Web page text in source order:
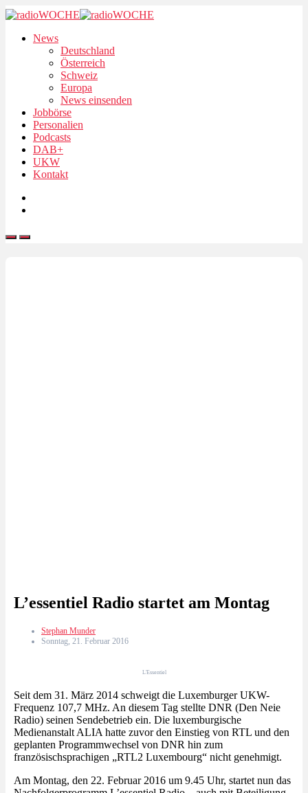
News
Deutschland
Österreich
Schweiz
Europa
News einsenden
Jobbörse
Personalien
Podcasts
DAB+
UKW
Kontakt
L’essentiel Radio startet am Montag
Stephan Munder
Sonntag, 21. Februar 2016
L'Essentiel
Seit dem 31. März 2014 schweigt die Luxemburger UKW-
Frequenz 107,7 MHz. An diesem Tag stellte DNR (Den Neie
Radio) seinen Sendebetrieb ein. Die luxemburgische
Medienanstalt ALIA hatte zuvor den Einstieg von RTL und den
geplanten Programmwechsel von DNR hin zum
französischsprachigen „RTL2 Luxembourg“ nicht genehmigt.
Am Montag, den 22. Februar 2016 um 9.45 Uhr, startet nun das